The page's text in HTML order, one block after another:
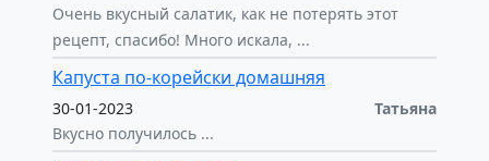
Очень вкусный салатик, как не потерять этот
рецепт, спасибо! Много искала, ...
Капуста по-корейски домашняя
30-01-2023
Татьяна
Вкусно получилось ...